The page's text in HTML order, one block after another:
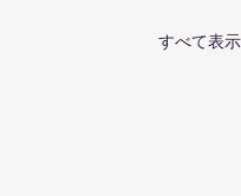
すべて表示